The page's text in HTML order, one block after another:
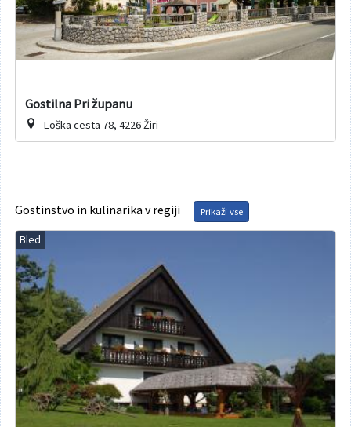
Gostilna Pri županu
Loška cesta 78, 4226 Žiri
Gostinstvo in kulinarika v regiji Prikaži vse
Bled